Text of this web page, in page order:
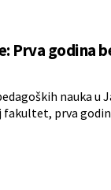
Prva godina
nauka u
prva